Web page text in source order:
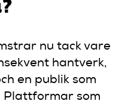
nu tack vare
hantverk,
en publik som
Plattformar som